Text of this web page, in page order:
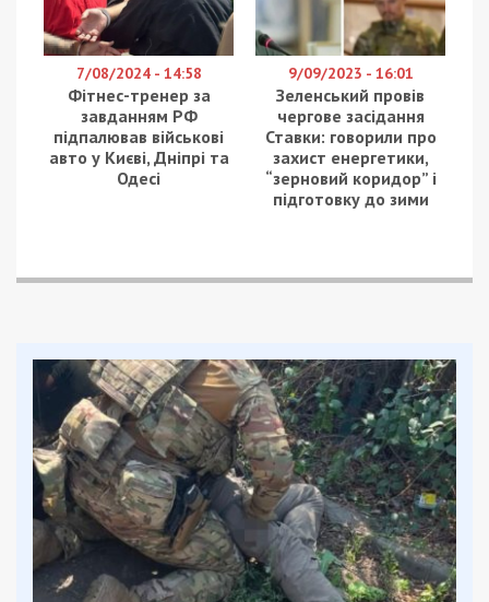
7/08/2024 - 14:58
Фітнес-тренер за
завданням РФ
підпалював військові
авто у Києві, Дніпрі та
Одесі
9/09/2023 - 16:01
Зеленський провів
чергове засідання
Ставки: говорили про
захист енергетики,
“зерновий коридор” і
підготовку до зими